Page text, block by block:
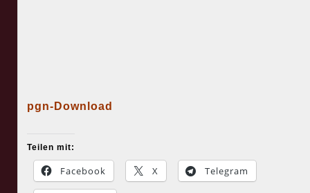
pgn-Download
Teilen mit:
Facebook X Telegram